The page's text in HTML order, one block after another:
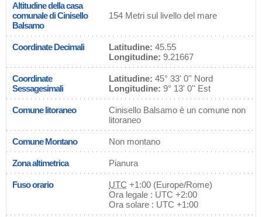
Altitudine della casa
comunale di Cinisello
Balsamo
154 Metri sul livello del mare
Coordinate Decimali Latitudine: 45.55
Longitudine: 9.21667
Coordinate
Sessagesimali
Latitudine: 45° 33' 0'' Nord
Longitudine: 9° 13' 0'' Est
Comune litoraneo
Cinisello Balsamo è un comune non
litoraneo
Comune Montano Non montano
Zona altimetrica Pianura
Fuso orario UTC +1:00 (Europe/Rome)
Ora legale : UTC +2:00
Ora solare : UTC +1:00